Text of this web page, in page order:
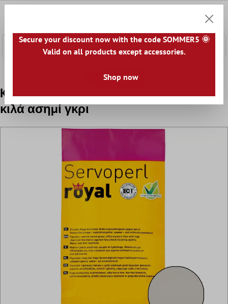
Kiesel Servoperl royal - ένωση αρμών - 5
κιλά ασημί γκρι
Secure your discount now with the code SOMMER5 🌞
Valid on all products except accessories.
Shop now